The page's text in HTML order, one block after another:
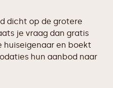
dicht op de grotere
je vraag dan gratis
en boekt
hun aanbod naar